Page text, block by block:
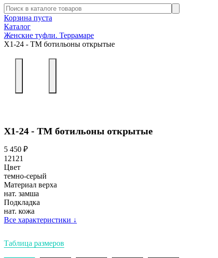
Корзина пуста
Каталог
Женские туфли. Террамаре
Х1-24 - ТМ ботильоны открытые
Х1-24 - ТМ ботильоны открытые
5 450 ₽
12121
Цвет
темно-серый
Материал верха
нат. замша
Подкладка
нат. кожа
Все характеристики ↓
Таблица размеров